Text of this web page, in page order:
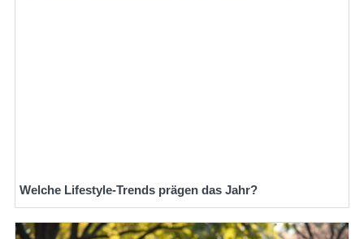
Welche Lifestyle-Trends prägen das Jahr?